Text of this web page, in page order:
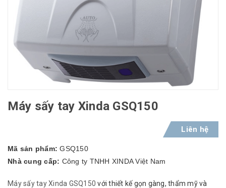
Máy sấy tay Xinda GSQ150
Liên hệ
Mã sản phẩm:GSQ150
Nhà cung cấp: Công ty TNHH XINDA Việt Nam
Máy sấy tay Xinda GSQ150với thiết kế gọn gàng, thẩm mỹ và